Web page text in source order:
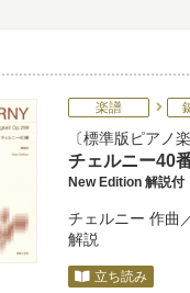
楽譜
標準版ピアノ
チェルニー40
New Edition 解説付
チェルニー 作曲
解説
立ち読み